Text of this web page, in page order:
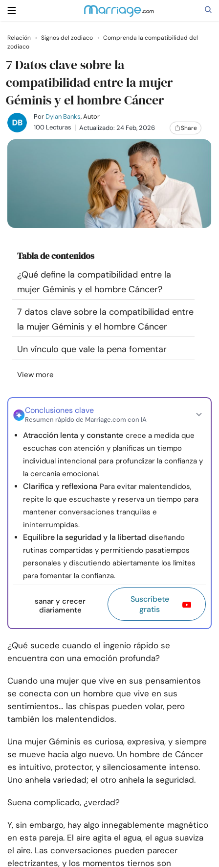
Buscar
Casarse
Relaciones
Familia
Recursos
Comunidad
Encuentra un terapeuta
Idioma ES
Sobre nosotros Contáctanos Escríbenos
Publicidad con
Relación › Signos del zodiaco › Comprenda la compatibilidad del
zodiaco
7 Datos clave sobre la
compatibilidad entre la mujer
Géminis y el hombre Cáncer
Por Dylan Banks, Autor
100 Lecturas
Actualizado: 24 Feb, 2026 Share
Tabla de contenidos
¿Qué define la compatibilidad entre la
mujer Géminis y el hombre Cáncer?
7 datos clave sobre la compatibilidad entre
la mujer Géminis y el hombre Cáncer
Un vínculo que vale la pena fomentar
View more
Conclusiones clave
Resumen rápido de Marriage.com con IA
Atracción lenta y constante crece a medida que
escuchas con atención y planificas un tiempo
individual intencional para profundizar la confianza y
la cercanía emocional.
Clarifica y reflexiona Para evitar malentendidos,
repite lo que escuchaste y reserva un tiempo para
mantener conversaciones tranquilas e
ininterrumpidas.
Equilibre la seguridad y la libertad diseñando
rutinas compartidas y permitiendo pasatiempos
personales y discutiendo abiertamente los límites
para fomentar la confianza.
sanar y crecer
diariamente
Suscríbete
gratis
¿Qué sucede cuando el ingenio rápido se
encuentra con una emoción profunda?
Cuando una mujer que vive en sus pensamientos
se conecta con un hombre que vive en sus
sentimientos… las chispas pueden volar, pero
también los malentendidos.
Una mujer Géminis es curiosa, expresiva, y siempre
se mueve hacia algo nuevo. Un hombre de Cáncer
es intuitivo, protector, y silenciosamente intenso.
Uno anhela variedad; el otro anhela la seguridad.
Suena complicado, ¿verdad?
Y, sin embargo, hay algo innegablemente magnético
en esta pareja. El aire agita el agua, el agua suaviza
el aire. Las conversaciones pueden parecer
electrizantes, y los momentos tiernos son